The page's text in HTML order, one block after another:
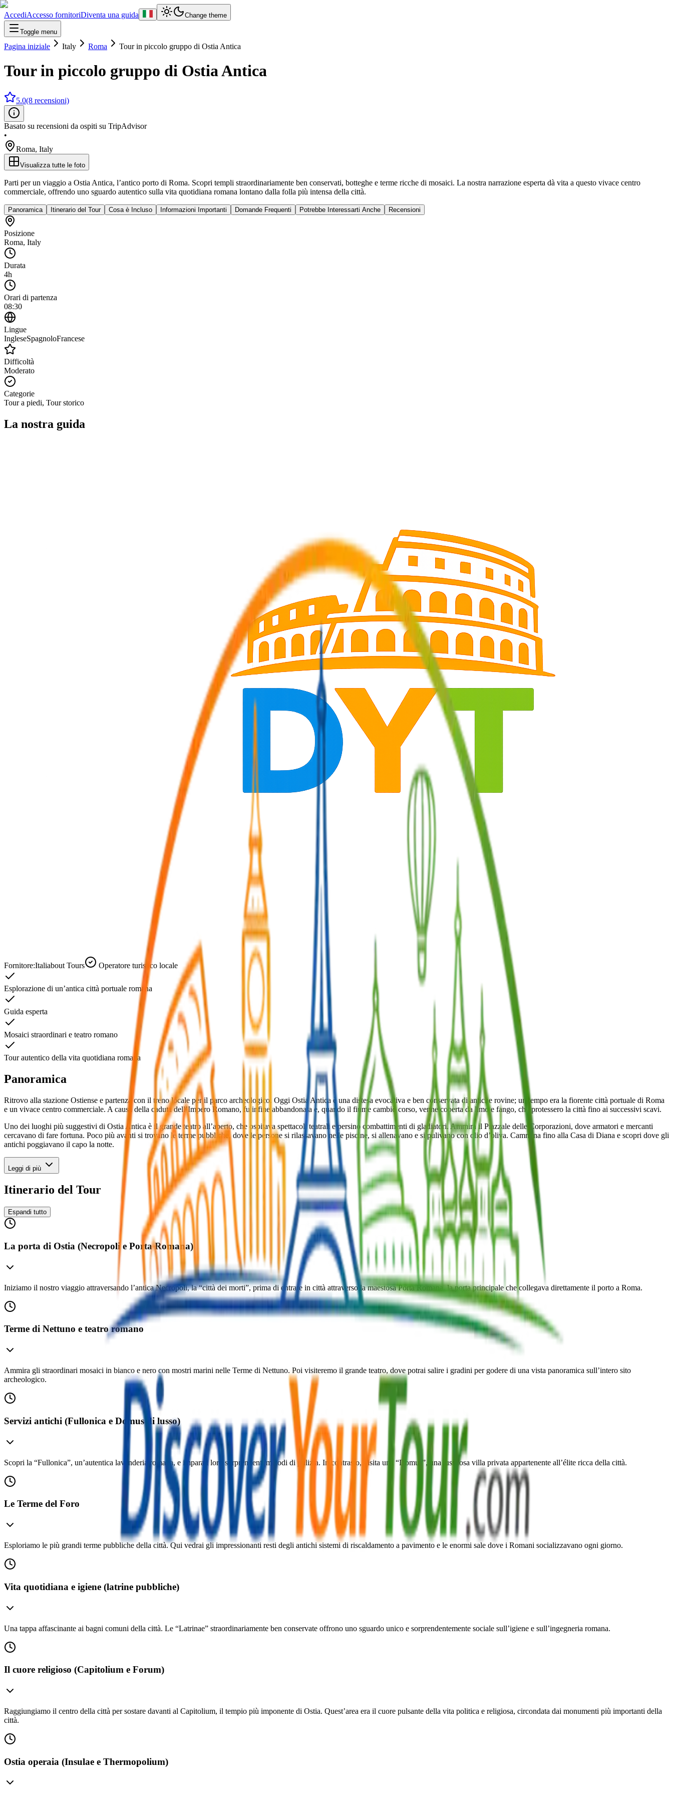
AccediAccesso fornitoriDiventa una guida Change theme
Toggle menu
Pagina iniziale Italy Roma Tour in piccolo gruppo di Ostia Antica
Tour in piccolo gruppo di Ostia Antica
5.0(8 recensioni)
Basato su recensioni da ospiti su TripAdvisor
•
Roma, Italy
Visualizza tutte le foto
Parti per un viaggio a Ostia Antica, l’antico porto di Roma. Scopri templi straordinariamente ben conservati, botteghe e terme ricche di mosaici. La nostra narrazione esperta dà vita a questo vivace centro
commerciale, offrendo uno sguardo autentico sulla vita quotidiana romana lontano dalla folla più intensa della città.
Panoramica Itinerario del Tour Cosa è Incluso Informazioni Importanti Domande Frequenti Potrebbe Interessarti Anche Recensioni
Posizione
Roma, Italy
Durata
4h
Orari di partenza
08:30
Lingue
IngleseSpagnoloFrancese
Difficoltà
Moderato
Categorie
Tour a piedi, Tour storico
La nostra guida
Fornitore:Italiabout Tours Operatore turistico locale
Esplorazione di un’antica città portuale romana
Guida esperta
Mosaici straordinari e teatro romano
Tour autentico della vita quotidiana romana
Panoramica
Ritrovo alla stazione Ostiense e partenza con il treno locale per il parco archeologico. Oggi Ostia Antica è una distesa evocativa e ben conservata di antiche rovine; un tempo era la fiorente città portuale di Roma
e un vivace centro commerciale. A causa della caduta dell’Impero Romano, fu infine abbandonata e, quando il fiume cambiò corso, venne coperta da limo e fango, che protessero la città fino ai successivi scavi.
Uno dei luoghi più suggestivi di Ostia Antica è il grande teatro all’aperto, che ospitava spettacoli teatrali e persino combattimenti di gladiatori. Ammira il Piazzale delle Corporazioni, dove armatori e mercanti
cercavano di fare fortuna. Poco più avanti si trovano le terme pubbliche, dove le persone si rilassavano nelle piscine, si allenavano e si pulivano con olio d’oliva. Cammina fino alla Casa di Diana e scopri dove gli
antichi poggiavano il capo la notte.
Leggi di più
Itinerario del Tour
Espandi tutto
La porta di Ostia (Necropoli e Porta Romana)
Iniziamo il nostro viaggio attraversando l’antica Necropoli, la “città dei morti”, prima di entrare in città attraverso la maestosa Porta Romana, la porta principale che collegava direttamente il porto a Roma.
Terme di Nettuno e teatro romano
Ammira gli straordinari mosaici in bianco e nero con mostri marini nelle Terme di Nettuno. Poi visiteremo il grande teatro, dove potrai salire i gradini per godere di una vista panoramica sull’intero sito
archeologico.
Servizi antichi (Fullonica e Domus di lusso)
Scopri la “Fullonica”, un’autentica lavanderia romana, e impara i loro sorprendenti metodi di pulizia. In contrasto, visita una “Domus”, una lussuosa villa privata appartenente all’élite ricca della città.
Le Terme del Foro
Esploriamo le più grandi terme pubbliche della città. Qui vedrai gli impressionanti resti degli antichi sistemi di riscaldamento a pavimento e le enormi sale dove i Romani socializzavano ogni giorno.
Vita quotidiana e igiene (latrine pubbliche)
Una tappa affascinante ai bagni comuni della città. Le “Latrinae” straordinariamente ben conservate offrono uno sguardo unico e sorprendentemente sociale sull’igiene e sull’ingegneria romana.
Il cuore religioso (Capitolium e Forum)
Raggiungiamo il centro della città per sostare davanti al Capitolium, il tempio più imponente di Ostia. Quest’area era il cuore pulsante della vita politica e religiosa, circondata dai monumenti più importanti della
città.
Ostia operaia (Insulae e Thermopolium)